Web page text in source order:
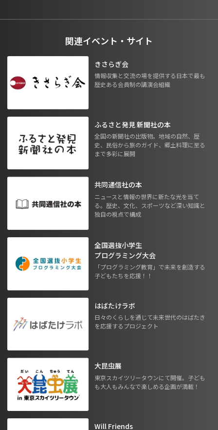
関連イベント・サイト
きさらぎ会
情報収集と交流の場を提供する日本で最も
歴史ある会員制の講演会組織
ふるさと発見 新聞社の本
全国の新聞社の出版物。地域の自然、歴
史、民俗から旅のガイド、郷土料理に至る
まで多彩に展開
共同通信社の本
ニュースと情報の世界に新たな光を当て
る。歴史、文化、スポーツなど深い知識と
独自の視点で構成
全国選抜小学生
プログラミング大会
「プログラミング教育」で未来を創造する
子どもたちを応援！！
はばたけラボ
日々のくらしを通じて未来世代のはばたき
を応援するプロジェクト
大昆虫展
東京スカイツリータウンにて開催。子ども
も大人もみんなで楽しめる企画が満載！
Will Friends